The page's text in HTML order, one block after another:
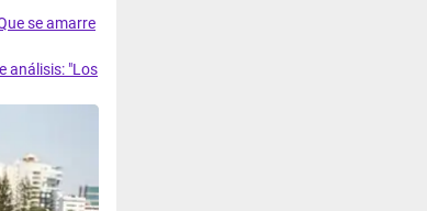
se amarre
análisis: "Los